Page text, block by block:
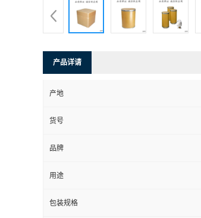
产品详请
产地
货号
品牌
用途
包装规格